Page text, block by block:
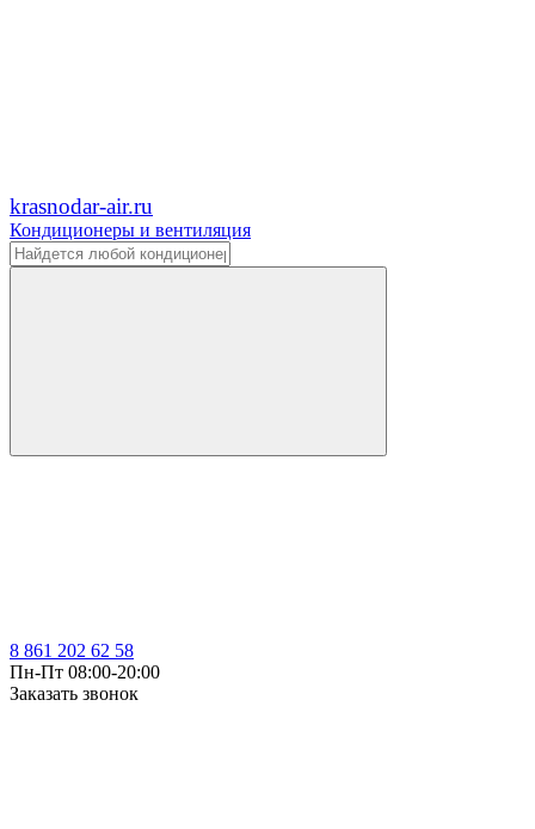
krasnodar-air.ru
Кондиционеры и вентиляция
8 861 202 62 58
Пн-Пт 08:00-20:00
Заказать звонок